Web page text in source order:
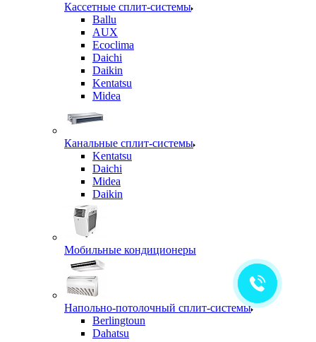
Кассетные сплит-системы
Ballu
AUX
Ecoclima
Daichi
Daikin
Kentatsu
Midea
Канальные сплит-системы
Kentatsu
Daichi
Midea
Daikin
Мобильные кондиционеры
Напольно-потолочный сплит-системы
Berlingtoun
Dahatsu